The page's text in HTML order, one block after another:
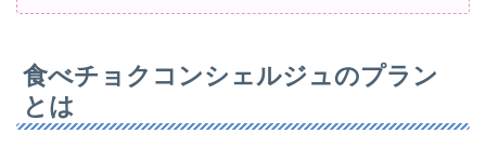
食べチョクコンシェルジュのプラン
とは